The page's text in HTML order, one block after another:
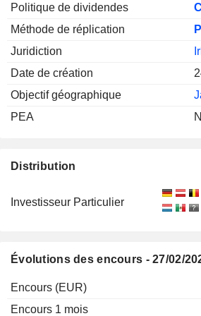
Politique de dividendes
Méthode de réplication
Juridiction
Date de création
Objectif géographique
PEA
Distribution
Investisseur Particulier
Évolutions des encours - 27/02/
Encours (EUR)
Encours 1 mois